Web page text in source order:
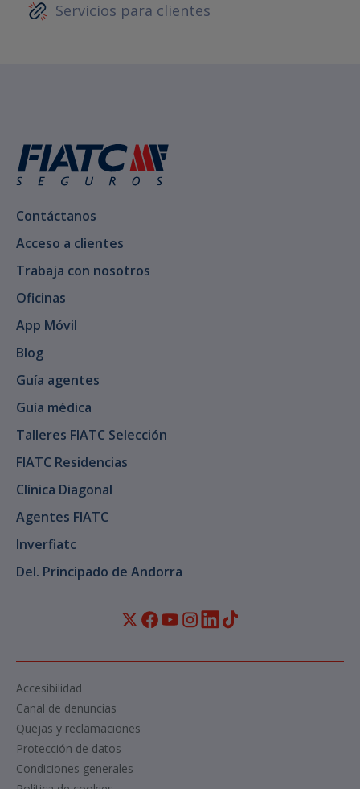
Servicios para clientes
Contáctanos
Acceso a clientes
Trabaja con nosotros
Oficinas
App Móvil
Blog
Guía agentes
Guía médica
Talleres FIATC Selección
FIATC Residencias
Clínica Diagonal
Agentes FIATC
Inverfiatc
Del. Principado de Andorra
Condiciones generales
Protección de datos
Quejas y reclamaciones
Canal de denuncias
Accesibilidad